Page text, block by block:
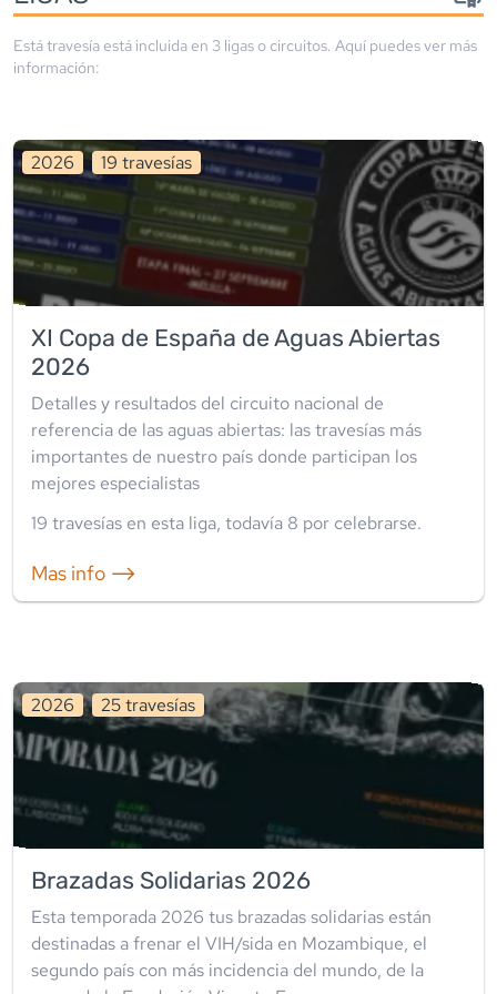
Está travesía está incluida en 3 ligas o circuitos. Aquí puedes ver más
información:
2026 19 travesías
XI Copa de España de Aguas Abiertas
2026
Detalles y resultados del circuito nacional de
referencia de las aguas abiertas: las travesías más
importantes de nuestro país donde participan los
mejores especialistas
19 travesías en esta liga, todavía 8 por celebrarse.
Mas info ⟶
2026 25travesías
Brazadas Solidarias 2026
Esta temporada 2026 tus brazadas solidarias están
destinadas a frenar el VIH/sida en Mozambique, el
segundo país con más incidencia del mundo, de la